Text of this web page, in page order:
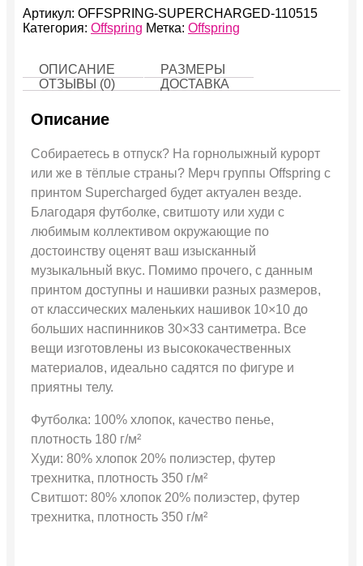
Артикул: OFFSPRING-SUPERCHARGED-110515
Категория: Offspring Метка: Offspring
ОПИСАНИЕ
РАЗМЕРЫ
ОТЗЫВЫ (0)
ДОСТАВКА
Описание
Собираетесь в отпуск? На горнолыжный курорт
или же в тёплые страны? Мерч группы Offspring с
принтом Supercharged будет актуален везде.
Благодаря футболке, свитшоту или худи с
любимым коллективом окружающие по
достоинству оценят ваш изысканный
музыкальный вкус. Помимо прочего, с данным
принтом доступны и нашивки разных размеров,
от классических маленьких нашивок 10×10 до
больших наспинников 30×33 сантиметра. Все
вещи изготовлены из высококачественных
материалов, идеально садятся по фигуре и
приятны телу.
Футболка: 100% хлопок, качество пенье,
плотность 180 г/м²
Худи: 80% хлопок 20% полиэстер, футер
трехнитка, плотность 350 г/м²
Свитшот: 80% хлопок 20% полиэстер, футер
трехнитка, плотность 350 г/м²